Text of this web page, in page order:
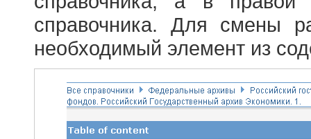
справочника. Для смены
необходимый элемент из